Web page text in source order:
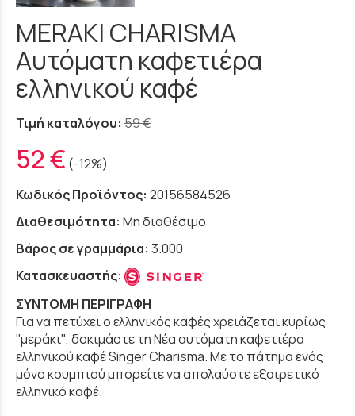
MERAKI CHARISMA
Αυτόματη καφετιέρα
ελληνικού καφέ
Τιμή καταλόγου: 59 €
52 € (-12%)
Κωδικός Προϊόντος: 20156584526
Διαθεσιμότητα: Μη διαθέσιμο
Βάρος σε γραμμάρια: 3.000
Κατασκευαστής:
ΣΥΝΤΟΜΗ ΠΕΡΙΓΡΑΦΗ
Για να πετύχει ο ελληνικός καφές χρειάζεται κυρίως
''μεράκι'', δοκιμάστε τη Νέα αυτόματη καφετιέρα
ελληνικού καφέ Singer Charisma. Με το πάτημα ενός
μόνο κουμπιού μπορείτε να απολαύστε εξαιρετικό
ελληνικό καφέ.